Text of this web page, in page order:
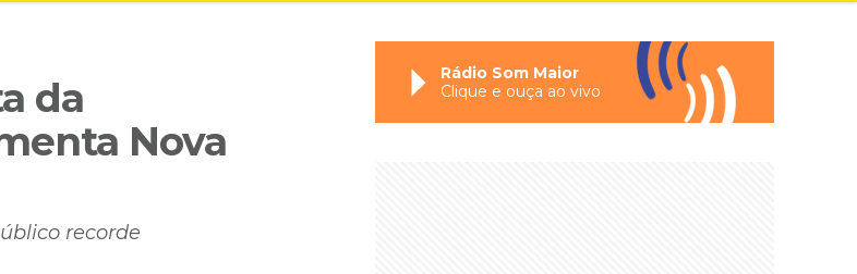
da
Nova
recorde
Rádio Som Maior
Clique e ouça ao vivo